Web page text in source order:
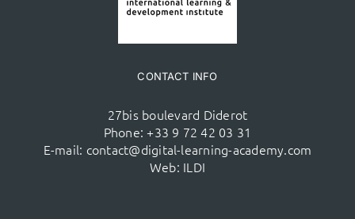
CONTACT INFO
27bis boulevard Diderot
Phone: +33 9 72 42 03 31
E-mail: contact@digital-learning-academy.com
Web: ILDI